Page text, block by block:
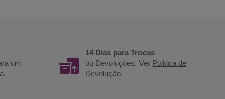
um
14 Dias para Trocas
ou Devoluções. Ver Politica de
Devolução.